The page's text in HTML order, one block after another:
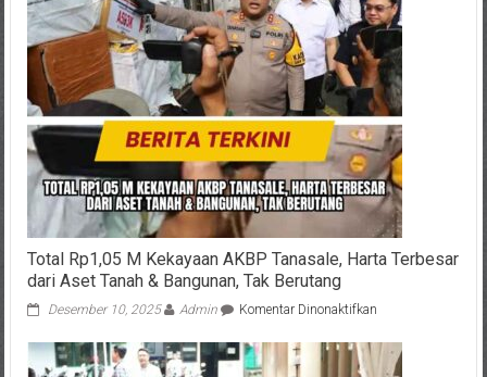
Total Rp1,05 M Kekayaan AKBP Tanasale, Harta Terbesar
dari Aset Tanah & Bangunan, Tak Berutang
Desember 10, 2025 Admin Komentar Dinonaktifkanpada
Rp1,05